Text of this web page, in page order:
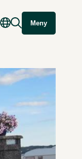
Meny